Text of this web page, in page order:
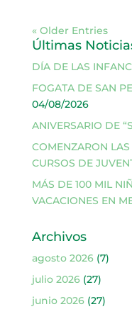
« Older Entries
Últimas
DÍA DE LAS
FOGATA DE SAN
04/08/2026
ANIVERSARIO DE
COMENZARON
CURSOS DE
MÁS DE 100 MIL
VACACIONES EN
Archivos
agosto 2026(7)
julio 2026(27)
junio 2026(27)